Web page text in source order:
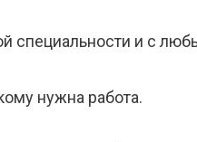
специальности и с
нужна работа.